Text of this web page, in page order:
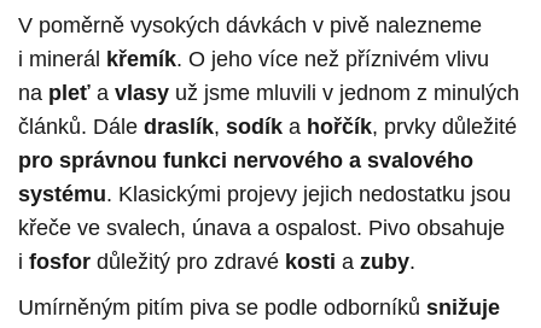
V poměrně vysokých dávkách v pivě nalezneme
i minerál křemík. O jeho více než příznivém vlivu
na pleť a vlasy už jsme mluvili v jednom z minulých
článků. Dále draslík, sodík a hořčík, prvky důležité
pro správnou funkci nervového a svalového
systému. Klasickými projevy jejich nedostatku jsou
křeče ve svalech, únava a ospalost. Pivo obsahuje
i fosfor důležitý pro zdravé kosti a zuby.
Umírněným pitím piva se podle odborníků snižuje